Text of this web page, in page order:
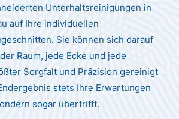
Unterhaltsreinigungen in
auf Ihre individuellen
Sie können sich darauf
Raum, jede Ecke und jede
Sorgfalt und Präzision gereinigt
stets Ihre Erwartungen
sogar übertrifft.